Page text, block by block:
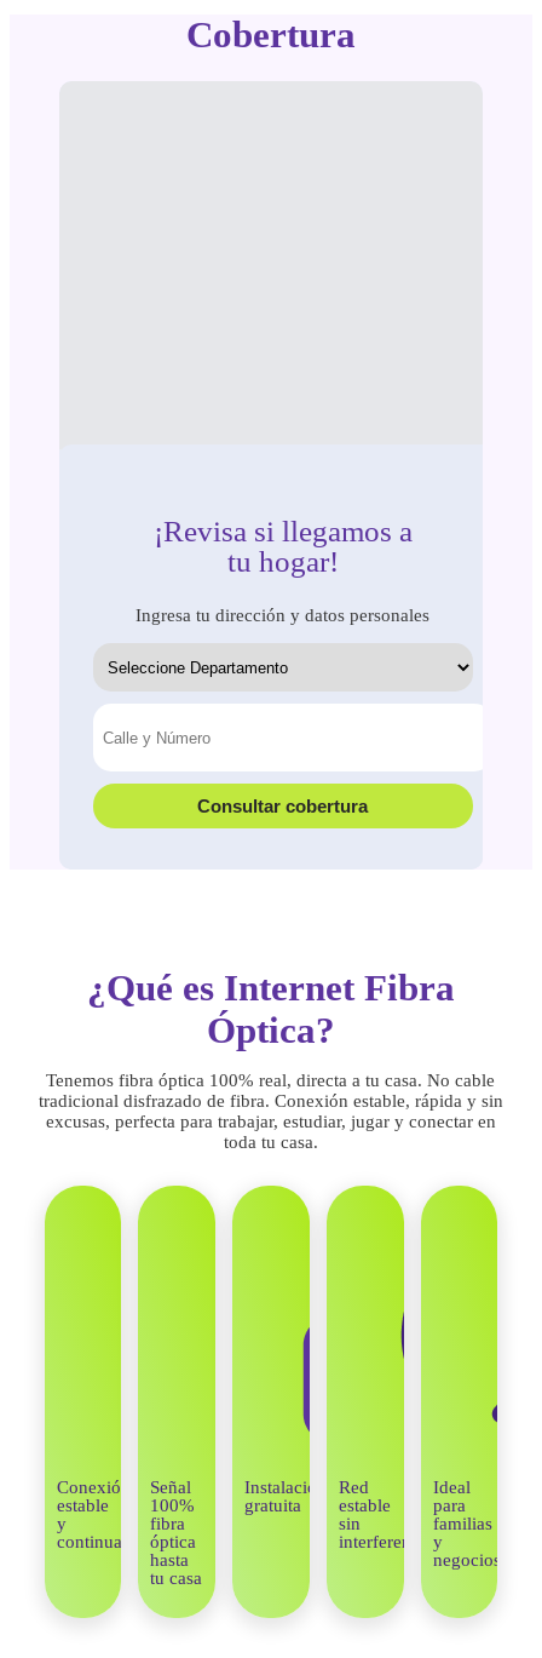
Cobertura
¡Revisa si llegamos a
tu hogar!
Ingresa tu dirección y datos personales
Consultar cobertura
¿Qué es Internet Fibra
Óptica?
Tenemos fibra óptica 100% real, directa a tu casa. No cable
tradicional disfrazado de fibra. Conexión estable, rápida y sin
excusas, perfecta para trabajar, estudiar, jugar y conectar en
toda tu casa.
Conexión
estable
y
continua
Señal
100%
fibra
óptica
hasta
tu casa
Instalación
gratuita
Red
estable
sin
interferencias
Ideal
para
familias
y
negocios